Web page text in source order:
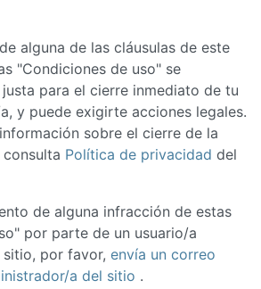
alguna de las cláusulas de este
"Condiciones de uso" se
para el cierre inmediato de tu
y puede exigirte acciones legales.
sobre el cierre de la
Política de privacidad del
de alguna infracción de estas
por parte de un usuario/a
por favor, envía un correo
a del sitio .